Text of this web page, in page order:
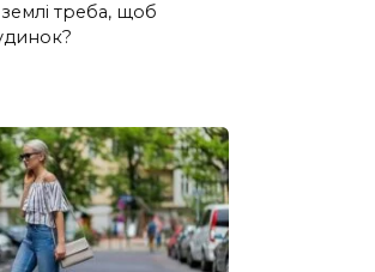
треба, щоб